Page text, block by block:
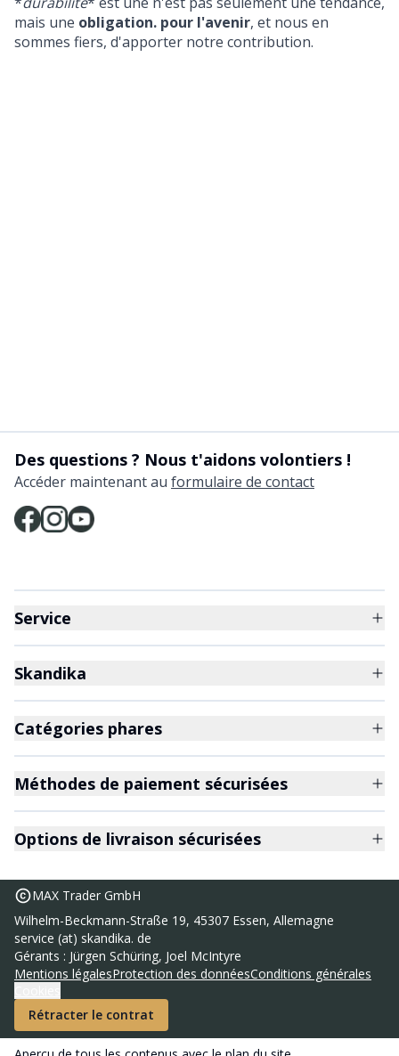
mais une obligation. pour l'avenir, et nous en
sommes fiers, d'apporter notre contribution.
Des questions ? Nous t'aidons volontiers !
Accéder maintenant au formulaire de contact
Service
Skandika
Catégories phares
Méthodes de paiement sécurisées
Options de livraison sécurisées
MAX Trader GmbH
Wilhelm-Beckmann-Straße 19, 45307 Essen, Allemagne
service (at) skandika. de
Gérants : Jürgen Schüring, Joel McIntyre
Mentions légalesProtection des donnéesConditions générales
Rétracter le contrat